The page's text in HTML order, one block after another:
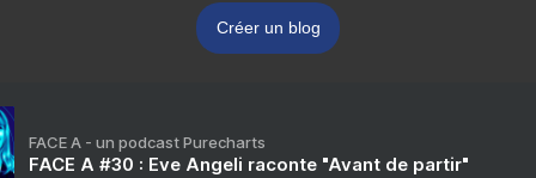
Créer un blog
FACE A - un podcast Purecharts
FACE A #30 : Eve Angeli raconte "Avant de partir"